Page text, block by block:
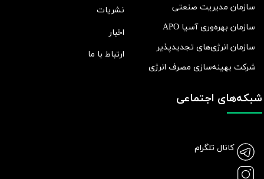
نشریات
اخبار
ارتباط با ما
سازمان مدیریت صنعتی
سازمان بهره‌وری آسیا APO
سازمان انرژی‌های تجدیدپذیر
شرکت بهينه‌سازی مصرف انرژی
شبکه‌های اجتماعی
کانال تلگرام